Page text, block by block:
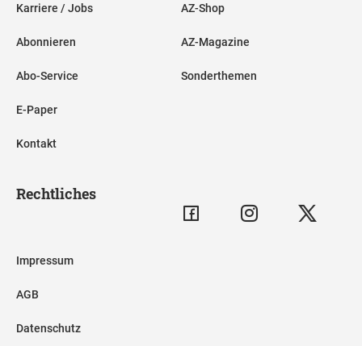
Karriere / Jobs
Abonnieren
Abo-Service
E-Paper
Kontakt
AZ-Shop
AZ-Magazine
Sonderthemen
Rechtliches
Impressum
AGB
Datenschutz